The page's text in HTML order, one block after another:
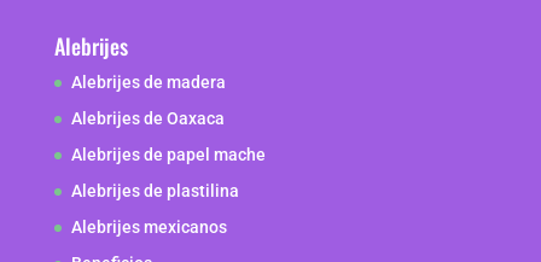
Alebrijes
Alebrijes de madera
Alebrijes de Oaxaca
Alebrijes de papel mache
Alebrijes de plastilina
Alebrijes mexicanos